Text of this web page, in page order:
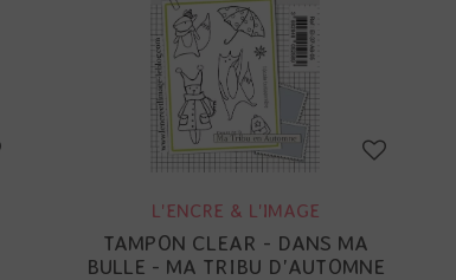
L'ENCRE & L'IMAGE
TAMPON CLEAR - DANS MA
BULLE - MA TRIBU D'AUTOMNE